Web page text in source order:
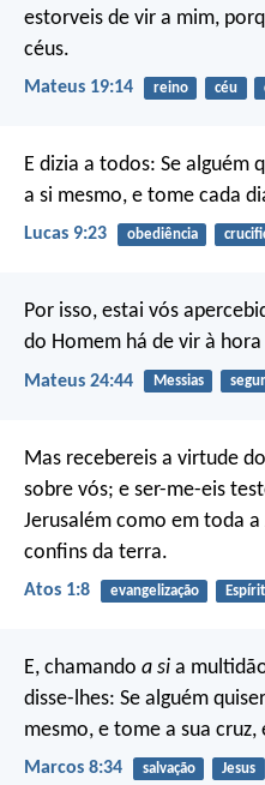
estorveis de vir a mim,
céus.
Mateus 19:14 reino céu
E dizia a todos: Se alguém
a si mesmo, e tome cada
Lucas 9:23 obediência
Por isso, estai vós
do Homem há de vir à
Mateus 24:44 Messias
Mas recebereis a virtude
sobre vós; e ser-me-eis
Jerusalém como em toda
confins da terra.
Atos 1:8 evangelização
E, chamando a si a
disse-lhes: Se alguém
mesmo, e tome a sua cruz,
Marcos 8:34 salvação Jesus